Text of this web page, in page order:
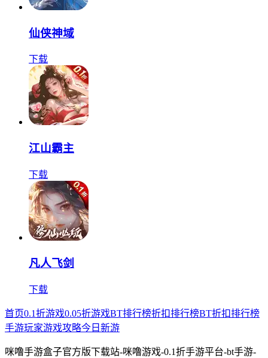
仙侠神域
下载
江山霸主
下载
凡人飞剑
下载
首页0.1折游戏0.05折游戏BT排行榜折扣排行榜BT折扣排行榜
手游玩家游戏攻略今日新游
咪噜手游盒子官方版下载站-咪噜游戏-0.1折手游平台-bt手游-